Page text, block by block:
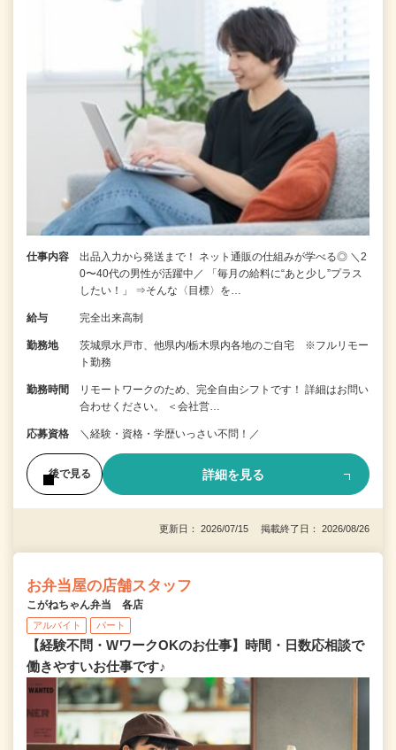
仕事内容
出品入力から発送まで！ ネット通販の仕組みが学べる◎ ＼2
0〜40代の男性が活躍中／ 「毎月の給料に“あと少し”プラス
したい！」 ⇒そんな〈目標〉を…
給与 完全出来高制
勤務地
茨城県水戸市、他県内/栃木県内各地のご自宅 ※フルリモー
ト勤務
勤務時間
リモートワークのため、完全自由シフトです！ 詳細はお問い
合わせください。 ＜会社営…
応募資格 ＼経験・資格・学歴いっさい不問！／
後で見る 詳細を見る
更新日： 2026/07/15 掲載終了日： 2026/08/26
お弁当屋の店舗スタッフ
こがねちゃん弁当 各店
アルバイト パート
【経験不問・WワークOKのお仕事】時間・日数応相談で
働きやすいお仕事です♪